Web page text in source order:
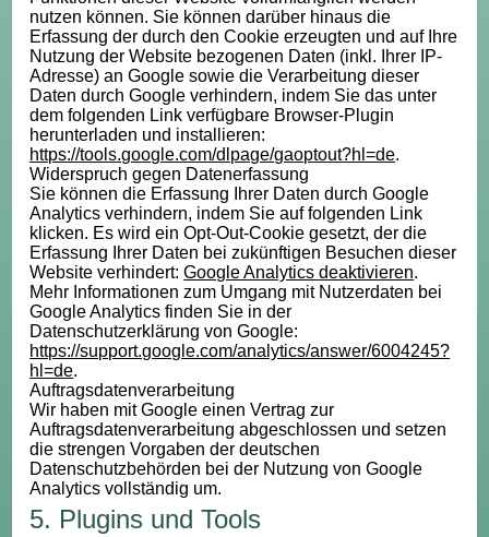
nutzen können. Sie können darüber hinaus die
Erfassung der durch den Cookie erzeugten und auf Ihre
Nutzung der Website bezogenen Daten (inkl. Ihrer IP-
Adresse) an Google sowie die Verarbeitung dieser
Daten durch Google verhindern, indem Sie das unter
dem folgenden Link verfügbare Browser-Plugin
herunterladen und installieren:
https://tools.google.com/dlpage/gaoptout?hl=de.
Widerspruch gegen Datenerfassung
Sie können die Erfassung Ihrer Daten durch Google
Analytics verhindern, indem Sie auf folgenden Link
klicken. Es wird ein Opt-Out-Cookie gesetzt, der die
Erfassung Ihrer Daten bei zukünftigen Besuchen dieser
Website verhindert:Google Analytics deaktivieren.
Mehr Informationen zum Umgang mit Nutzerdaten bei
Google Analytics finden Sie in der
Datenschutzerklärung von Google:
https://support.google.com/analytics/answer/6004245?
hl=de.
Auftragsdatenverarbeitung
Wir haben mit Google einen Vertrag zur
Auftragsdatenverarbeitung abgeschlossen und setzen
die strengen Vorgaben der deutschen
Datenschutzbehörden bei der Nutzung von Google
Analytics vollständig um.
5. Plugins und Tools